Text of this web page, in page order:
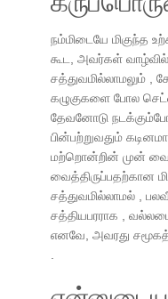
நம்மிடையே மிகுந்த
கூட, அவர்கள்
சத்துவமில்லாமலும் ,
கழுகுகளை போல
தேவனோடு
பின்பற்றுவதும்
மற்றொன்றின் முன்
வைத்திருப்பதற்கான
சத்துவமில்லாமல் ,
சத்தியபரராக ,
எனவே, அவரது